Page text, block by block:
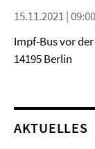
15.11.2021 |
Impf-Bus vor
14195 Berlin
AKTUELLES